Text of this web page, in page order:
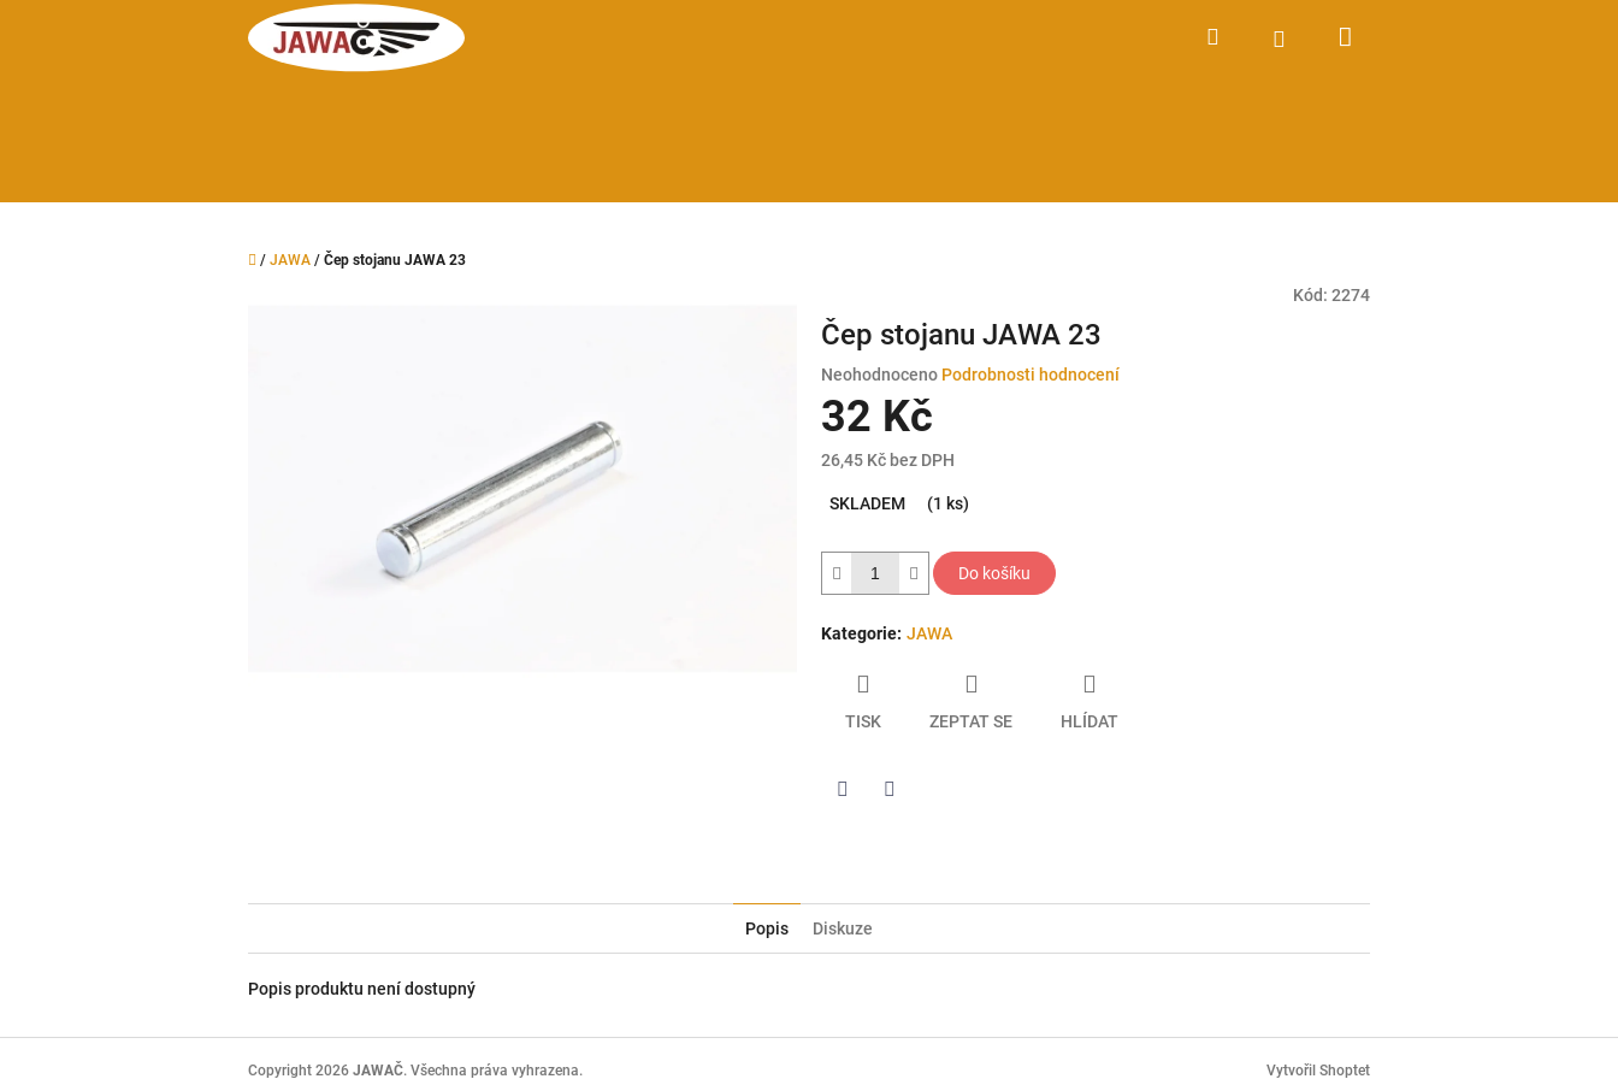
Hledat Přihlášení
Domů
/ JAWA / Čep stojanu JAWA 23
Kód: 2274
Čep stojanu JAWA 23
Průměrné
hodnocení
produktu
0,0
Neohodnoceno Podrobnosti hodnocení
32 Kč
26,45 Kč bez DPH
cena:
SKLADEM (1 ks)
Do košíku
Kategorie: JAWA
TISK ZEPTAT SE HLÍDAT
Popis Diskuze
Popis produktu není dostupný
Vytvořil Shoptet
Copyright 2026 JAWAČ. Všechna práva vyhrazena.